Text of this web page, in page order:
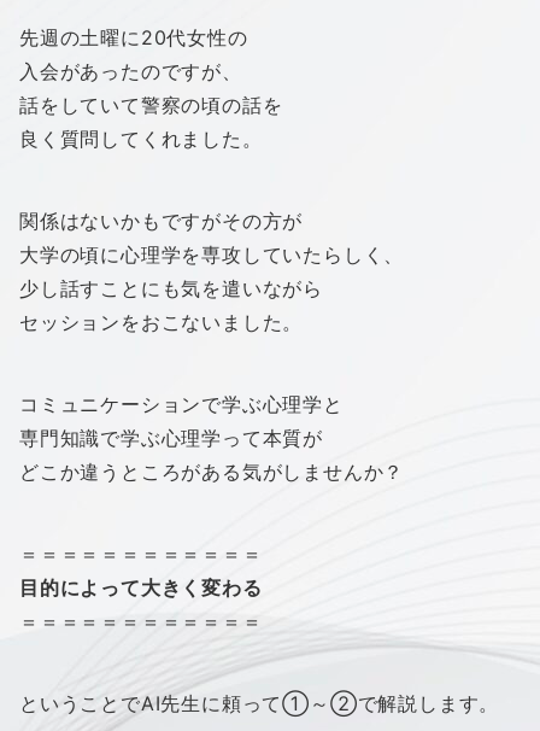
先週の土曜に20代女性の
入会があったのですが、
話をしていて警察の頃の話を
良く質問してくれました。
関係はないかもですがその方が
大学の頃に心理学を専攻していたらしく、
少し話すことにも気を遣いながら
セッションをおこないました。
コミュニケーションで学ぶ心理学と
専門知識で学ぶ心理学って本質が
どこか違うところがある気がしませんか？
＝＝＝＝＝＝＝＝＝＝＝＝
目的によって大きく変わる
＝＝＝＝＝＝＝＝＝＝＝＝
ということでAI先生に頼って①～②で解説します。